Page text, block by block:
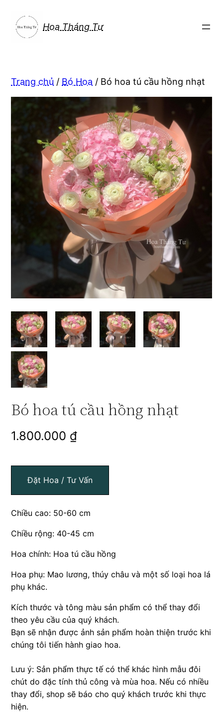
phần
Hoa Tháng Tư
Trang chủ / Bó Hoa / Bó hoa tú cầu hồng nhạt
Bó hoa tú cầu hồng nhạt
1.800.000 ₫
Đặt Hoa / Tư Vấn
Chiều cao: 50-60 cm
Chiều rộng: 40-45 cm
Hoa chính: Hoa tú cầu hồng
Hoa phụ: Mao lương, thúy châu và một số loại hoa lá
phụ khác.
Kích thước và tông màu sản phẩm có thể thay đổi
theo yêu cầu của quý khách.
Bạn sẽ nhận được ảnh sản phẩm hoàn thiện trước khi
chúng tôi tiến hành giao hoa.
Lưu ý: Sản phẩm thực tế có thể khác hình mẫu đôi
chút do đặc tính thủ công và mùa hoa. Nếu có nhiều
thay đổi, shop sẽ báo cho quý khách trước khi thực
hiện.